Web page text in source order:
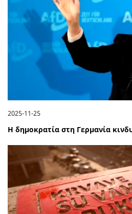
2025-11-25
Η δημοκρατία στη Γερμανία